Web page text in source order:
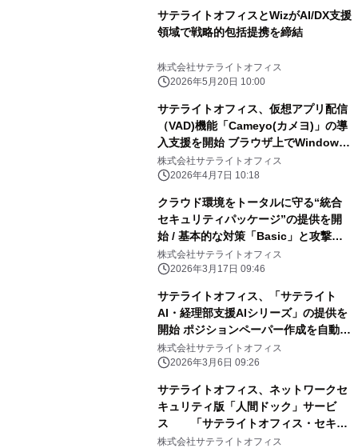
サテライトオフィスとWizがAI/DX支援
領域で戦略的包括提携を締結
株式会社サテライトオフィス
2026年5月20日 10:00
サテライトオフィス、仮想アプリ配信
（VAD)機能「Cameyo(カメヨ)」の導
入支援を開始 ブラウザ上でWindows
アプリが動作可能！
株式会社サテライトオフィス
2026年4月7日 10:18
クラウド環境をトータルに守る“統合
セキュリティパッケージ”の提供を開
始 / 基本的な対策「Basic」と攻撃対
策や訓練まで備えた「Pro」を提供 /
サービス名：サテライトオフィス/ネク
株式会社サテライトオフィス
2026年3月17日 09:46
サテライトオフィス、「サテライト
AI・経理部支援AIシリーズ」の提供を
開始 ポジションペーパー作成を自動化
し決算品質向上 会計AIが決算力を加
速・向上、監査対応の効率化とコスト
株式会社サテライトオフィス
2026年3月6日 09:26
サテライトオフィス、ネットワークセ
キュリティ版「人間ドック」サービ
ス 「サテライトオフィス・セキュ
ア・レントゲン」の提供を開始 ～フ
株式会社サテライトオフィス